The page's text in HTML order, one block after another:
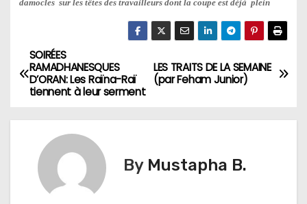
damocles sur les têtes des travailleurs dont la coupe est déjà plein
N
a
v
LES TRAITS DE LA SEMAINE
(par Feham Junior)
SOIRÉES
RAMADHANESQUES
D’ORAN: Les Raïna-Raï
tiennent à leur serment
By Mustapha B.